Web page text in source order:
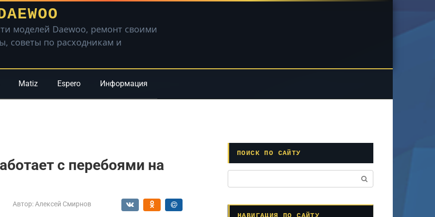
моделей Daewoo, ремонт своими
советы по расходникам и
Matiz Espero Информация
с перебоями на
Автор: Алексей Смирнов
ПОИСК ПО САЙТУ